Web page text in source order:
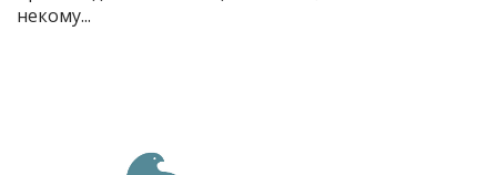
некому...